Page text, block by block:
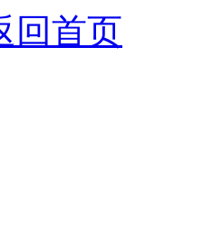
回首页